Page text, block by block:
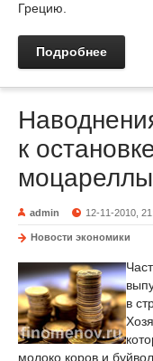
Грецию.
Подробнее
к
моцареллы
admin 12-11-2010,
Новости экономики
в
молоко коров и